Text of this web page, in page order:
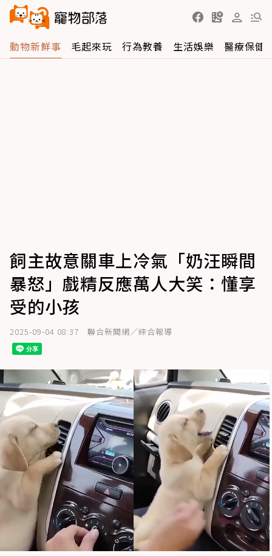
動物新鮮事 毛起來玩 行為教養 生活娛樂 醫療保健
飼主故意關車上冷氣「奶汪瞬間
暴怒」戲精反應萬人大笑：懂享
受的小孩
2025-09-04 08:37 聯合新聞網／綜合報導